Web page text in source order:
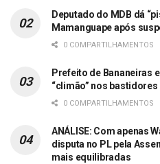
Deputado do MDB dá
Mamanguape após
0 COMPARTILHAMENTOS
Prefeito de Bananeiras
“climão” nos
0 COMPARTILHAMENTOS
ANÁLISE: Com apenas
disputa no PL pela
mais equilibradas